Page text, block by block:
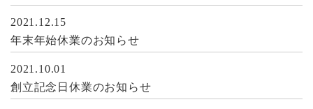
2021.12.15
年末年始休業のお知らせ
2021.10.01
創立記念日休業のお知らせ